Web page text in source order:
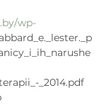
wp-
_2014.pdf